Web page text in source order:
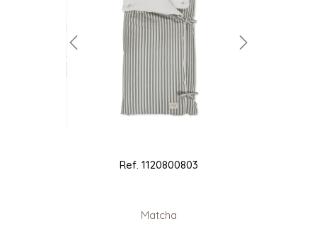
Ref. 1120800803
Matcha